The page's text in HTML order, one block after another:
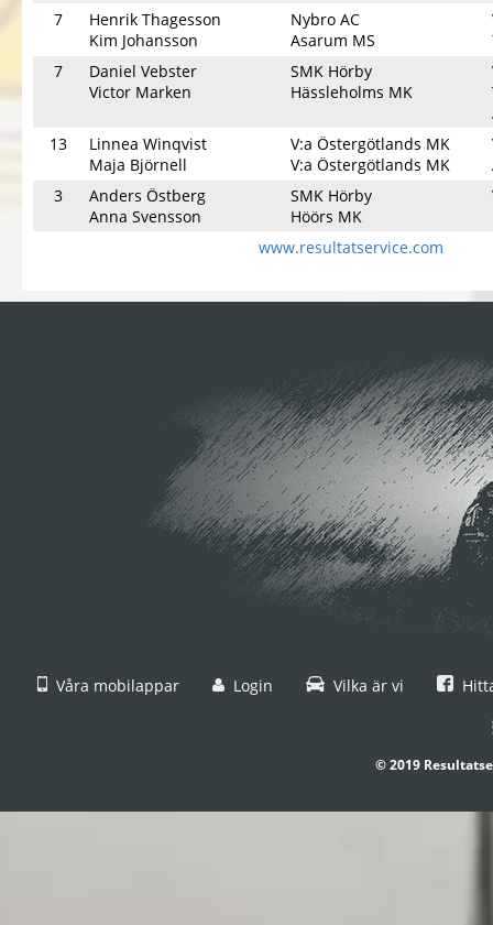
7
Henrik Thagesson
Kim Johansson
Nybro AC
Asarum MS
7
Daniel Vebster
Victor Marken
SMK Hörby
Hässleholms MK
13
Linnea Winqvist
Maja Björnell
V:a Östergötlands MK
V:a Östergötlands MK
3
Anders Östberg
Anna Svensson
SMK Hörby
Höörs MK
www.resultatservice.com
Våra mobilappar Login Vilka är vi
© 2019